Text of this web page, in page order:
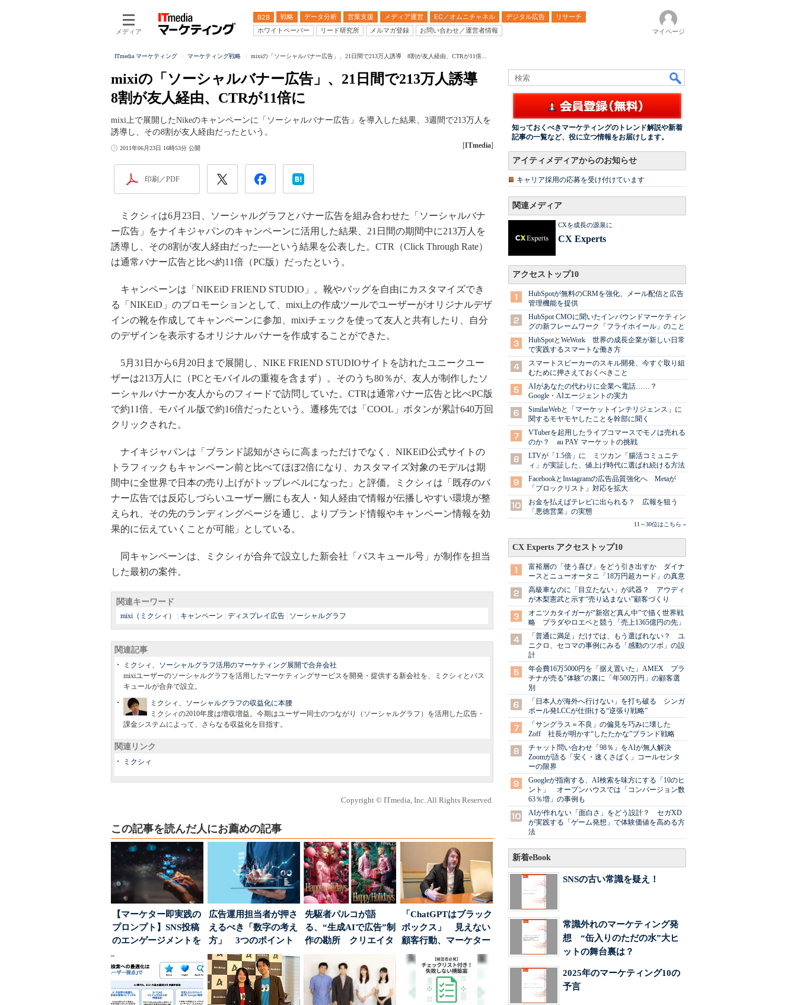
メディア
B2B 戦略 データ分析 営業支援 メディア運営 EC／オムニチャネル デジタル広告
リサーチ
ホワイトペーパー
リード研究所 メルマガ登録 お問い合わせ／運営者情報 マイページ
ITmedia マーケティング マーケティング戦略 mixiの「ソーシャルバナー広告」、21日間で213万人誘導 8割が友人経由、CTRが11倍...
mixiの「ソーシャルバナー広告」、21日間で213万人誘導
8割が友人経由、CTRが11倍に
mixi上で展開したNikeのキャンペーンに「ソーシャルバナー広告」を導入した結果、3週間で213万人を
誘導し、その8割が友人経由だったという。
2011年06月23日 16時53分 公開 [ITmedia]
印刷／PDF
ミクシィは6月23日、ソーシャルグラフとバナー広告を組み合わせた「ソーシャルバナ
ー広告」をナイキジャパンのキャンペーンに活用した結果、21日間の期間中に213万人を
誘導し、その8割が友人経由だった──という結果を公表した。CTR（Click Through Rate）
は通常バナー広告と比べ約11倍（PC版）だったという。
キャンペーンは「NIKEiD FRIEND STUDIO」。靴やバッグを自由にカスタマイズでき
る「NIKEiD」のプロモーションとして、mixi上の作成ツールでユーザーがオリジナルデザ
インの靴を作成してキャンペーンに参加、mixiチェックを使って友人と共有したり、自分
のデザインを表示するオリジナルバナーを作成することができた。
5月31日から6月20日まで展開し、NIKE FRIEND STUDIOサイトを訪れたユニークユー
ザーは213万人に（PCとモバイルの重複を含まず）。そのうち80％が、友人が制作したソ
ーシャルバナーか友人からのフィードで訪問していた。CTRは通常バナー広告と比べPC版
で約11倍、モバイル版で約16倍だったという。遷移先では「COOL」ボタンが累計640万回
クリックされた。
ナイキジャパンは「ブランド認知がさらに高まっただけでなく、NIKEiD公式サイトの
トラフィックもキャンペーン前と比べてほぼ2倍になり、カスタマイズ対象のモデルは期
間中に全世界で日本の売り上げがトップレベルになった」と評価。ミクシィは「既存のバ
ナー広告では反応しづらいユーザー層にも友人・知人経由で情報が伝播しやすい環境が整
えられ、その先のランディングページを通じ、よりブランド情報やキャンペーン情報を効
果的に伝えていくことが可能」としている。
同キャンペーンは、ミクシィが合弁で設立した新会社「バスキュール号」が制作を担当
した最初の案件。
関連キーワード
mixi（ミクシィ） キャンペーン ディスプレイ広告 ソーシャルグラフ
関連記事
ミクシィ、ソーシャルグラフ活用のマーケティング展開で合弁会社
mixiユーザーのソーシャルグラフを活用したマーケティングサービスを開発・提供する新会社を、ミクシィとバス
キュールが合弁で設立。
ミクシィ、ソーシャルグラフの収益化に本腰
ミクシィの2010年度は増収増益。今期はユーザー同士のつながり（ソーシャルグラフ）を活用した広告・
課金システムによって、さらなる収益化を目指す。
関連リンク
ミクシィ
Copyright © ITmedia, Inc. All Rights Reserved.
この記事を読んだ人にお薦めの記事
【マーケター即実践の
プロンプト】SNS投稿
のエンゲージメントを
高めるAI活用、ポ...
広告運用担当者が押さ
えるべき「数字の考え
方」 3つのポイント
とは
先駆者パルコが語
る、“生成AIで広告”制
作の勘所 クリエイタ
割...
「ChatGPTはブラック
ボックス」 見えない
顧客行動、マーケター
に残された打ち...
知っておくべきマーケティングのトレンド解説や新着
記事の一覧など、役に立つ情報をお届けします。
アイティメディアからのお知らせ
キャリア採用の応募を受け付けています
関連メディア
CXを成長の源泉に
CX Experts
アクセストップ10
HubSpotが無料のCRMを強化、メール配信と広告
管理機能を提供
HubSpot CMOに聞いたインバウンドマーケティン
グの新フレームワーク「フライホイール」のこと
HubSpotとWeWork 世界の成長企業が新しい日常
で実践するスマートな働き方
スマートスピーカーのスキル開発、今すぐ取り組
むために押さえておくべきこと
AIがあなたの代わりに企業へ電話……？
Google・AIエージェントの実力
SimilarWebと「マーケットインテリジェンス」に
関するモヤモヤしたことを幹部に聞く
VTuberを起用したライブコマースでモノは売れる
のか？ au PAY マーケットの挑戦
LTVが「1.5倍」に ミツカン「腸活コミュニテ
ィ」が実証した、値上げ時代に選ばれ続ける方法
FacebookとInstagramの広告品質強化へ Metaが
「ブロックリスト」対応を拡大
お金を払えばテレビに出られる？ 広報を狙う
「悪徳営業」の実態
11～30位はこちら »
CX Experts アクセストップ10
富裕層の「使う喜び」をどう引き出すか ダイナ
ースとニューオータニ「18万円超カード」の真意
高級車なのに「目立たない」が武器？ アウディ
が木梨憲武と示す“売り込まない”顧客づくり
オニツカタイガーが“新宿ど真ん中”で描く世界戦
略 プラダやロエベと競う「売上1365億円の先」
「普通に満足」だけでは、もう選ばれない？ ユ
ニクロ、セコマの事例にみる「感動のツボ」の設
計
年会費16万5000円を「据え置いた」AMEX プラ
チナが売る"体験"の裏に「年500万円」の顧客選
別
「日本人が海外へ行けない」を打ち破る シンガ
ポール発LCCが仕掛ける“逆張り戦略”
「サングラス＝不良」の偏見を巧みに壊した
Zoff 社長が明かす“したたかな”ブランド戦略
チャット問い合わせ「98％」をAIが無人解決
Zoomが語る「安く・速くさばく」コールセンタ
ーの限界
Googleが指南する、AI検索を味方にする「10のヒ
ント」 オープンハウスでは「コンバージョン数
63％増」の事例も
AIが作れない「面白さ」をどう設計？ セガXD
が実践する「ゲーム発想」で体験価値を高める方
法
新着eBook
SNSの古い常識を疑え！
常識外れのマーケティング発
想 “缶入りのただの水”大ヒ
ットの舞台裏は？
2025年のマーケティング10の
予言